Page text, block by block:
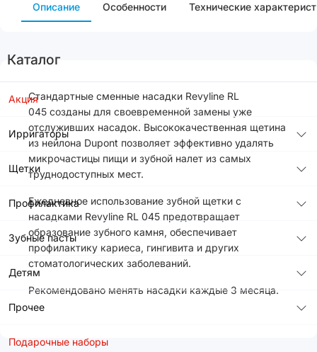
Каталог
Акция
Ирригаторы
Щетки
Профилактика
Зубные пасты
Детям
Прочее
Подарочные наборы
Описание Особенности Технические
Стандартные сменные насадки Revyline RL
045 созданы для своевременной замены уже
отслуживших насадок. Высококачественная щетина
из нейлона Dupont позволяет эффективно удалять
микрочастицы пищи и зубной налет из самых
труднодоступных мест.
Ежедневное использование зубной щетки с
насадками Revyline RL 045 предотвращает
образование зубного камня, обеспечивает
профилактику кариеса, гингивита и других
стоматологических заболеваний.
Рекомендовано менять насадки каждые 3 месяца.